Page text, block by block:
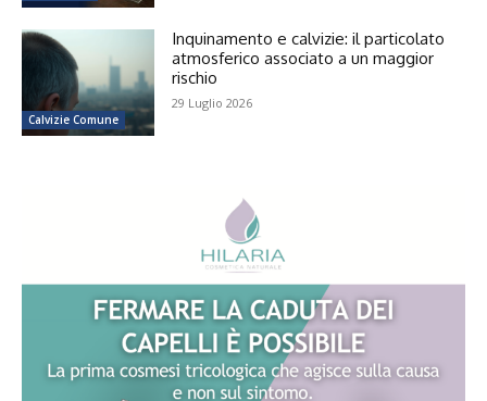
Calvizie Comune
Inquinamento e calvizie: il particolato
atmosferico associato a un maggior
rischio
29 Luglio 2026